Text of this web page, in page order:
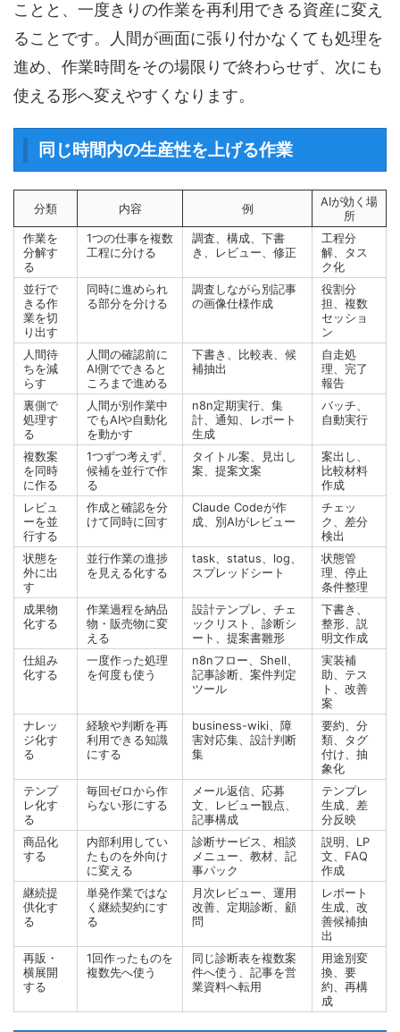
ことと、一度きりの作業を再利用できる資産に変え
ることです。人間が画面に張り付かなくても処理を
進め、作業時間をその場限りで終わらせず、次にも
使える形へ変えやすくなります。
同じ時間内の生産性を上げる作業
分類 内容 例
AIが効く場
所
作業を
分解す
る
1つの仕事を複数
工程に分ける
調査、構成、下書
き、レビュー、修正
工程分
解、タス
ク化
並行で
きる作
業を切
り出す
同時に進められ
る部分を分ける
調査しながら別記事
の画像仕様作成
役割分
担、複数
セッショ
ン
人間待
ちを減
らす
人間の確認前に
AI側でできると
ころまで進める
下書き、比較表、候
補抽出
自走処
理、完了
報告
裏側で
処理す
る
人間が別作業中
でもAIや自動化
を動かす
n8n定期実行、集
計、通知、レポート
生成
バッチ、
自動実行
複数案
を同時
に作る
1つずつ考えず、
候補を並行で作
る
タイトル案、見出し
案、提案文案
案出し、
比較材料
作成
レビュ
ーを並
行する
作成と確認を分
けて同時に回す
Claude Codeが作
成、別AIがレビュー
チェッ
ク、差分
検出
状態を
外に出
す
並行作業の進捗
を見える化する
task、status、log、
スプレッドシート
状態管
理、停止
条件整理
成果物
化する
作業過程を納品
物・販売物に変
える
設計テンプレ、チェ
ックリスト、診断シ
ート、提案書雛形
下書き、
整形、説
明文作成
仕組み
化する
一度作った処理
を何度も使う
n8nフロー、Shell、
記事診断、案件判定
ツール
実装補
助、テス
ト、改善
案
ナレッ
ジ化す
る
経験や判断を再
利用できる知識
にする
business-wiki、障
害対応集、設計判断
集
要約、分
類、タグ
付け、抽
象化
テンプ
レ化す
る
毎回ゼロから作
らない形にする
メール返信、応募
文、レビュー観点、
記事構成
テンプレ
生成、差
分反映
商品化
する
内部利用してい
たものを外向け
に変える
診断サービス、相談
メニュー、教材、記
事パック
説明、LP
文、FAQ
作成
継続提
供化す
る
単発作業ではな
く継続契約にす
る
月次レビュー、運用
改善、定期診断、顧
問
レポート
生成、改
善候補抽
出
再販・
横展開
する
1回作ったものを
複数先へ使う
同じ診断表を複数案
件へ使う、記事を営
業資料へ転用
用途別変
換、要
約、再構
成